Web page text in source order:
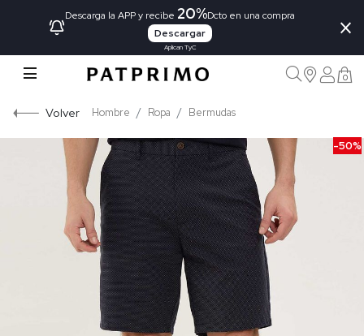
Descarga la APP y recibe 20%Dcto en una compra
Descargar
Aplican TyC
×
0
Volver Hombre Ropa Bermudas
-50%